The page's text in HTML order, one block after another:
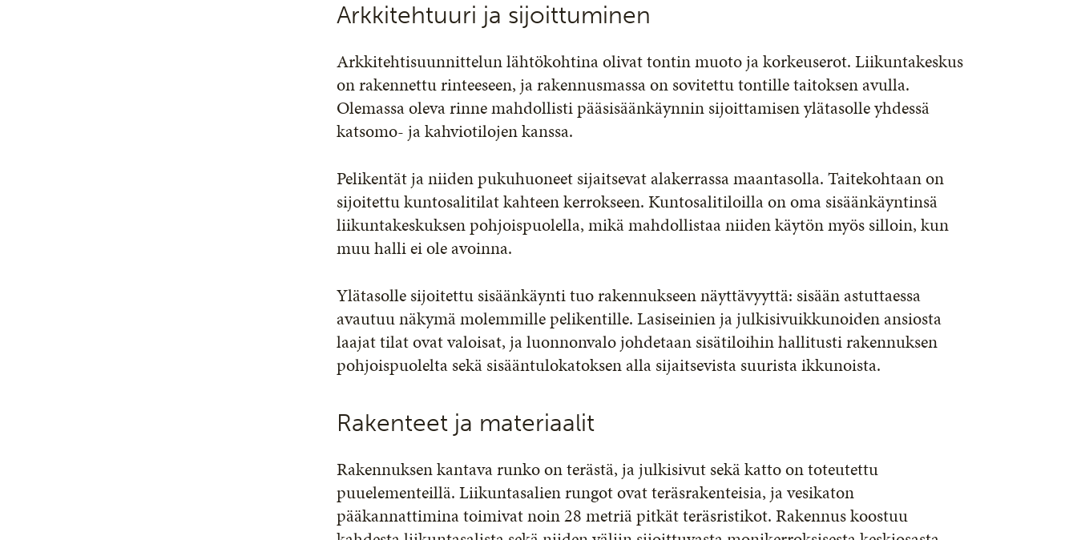
Arkkitehtuuri ja sijoittuminen
Arkkitehtisuunnittelun lähtökohtina olivat tontin muoto ja korkeuserot. Liikuntakeskus
on rakennettu rinteeseen, ja rakennusmassa on sovitettu tontille taitoksen avulla.
Olemassa oleva rinne mahdollisti pääsisäänkäynnin sijoittamisen ylätasolle yhdessä
katsomo- ja kahviotilojen kanssa.
Pelikentät ja niiden pukuhuoneet sijaitsevat alakerrassa maantasolla. Taitekohtaan on
sijoitettu kuntosalitilat kahteen kerrokseen. Kuntosalitiloilla on oma sisäänkäyntinsä
liikuntakeskuksen pohjoispuolella, mikä mahdollistaa niiden käytön myös silloin, kun
muu halli ei ole avoinna.
Ylätasolle sijoitettu sisäänkäynti tuo rakennukseen näyttävyyttä: sisään astuttaessa
avautuu näkymä molemmille pelikentille. Lasiseinien ja julkisivuikkunoiden ansiosta
laajat tilat ovat valoisat, ja luonnonvalo johdetaan sisätiloihin hallitusti rakennuksen
pohjoispuolelta sekä sisääntulokatoksen alla sijaitsevista suurista ikkunoista.
Rakenteet ja materiaalit
Rakennuksen kantava runko on terästä, ja julkisivut sekä katto on toteutettu
puuelementeillä. Liikuntasalien rungot ovat teräsrakenteisia, ja vesikaton
pääkannattimina toimivat noin 28 metriä pitkät teräsristikot. Rakennus koostuu